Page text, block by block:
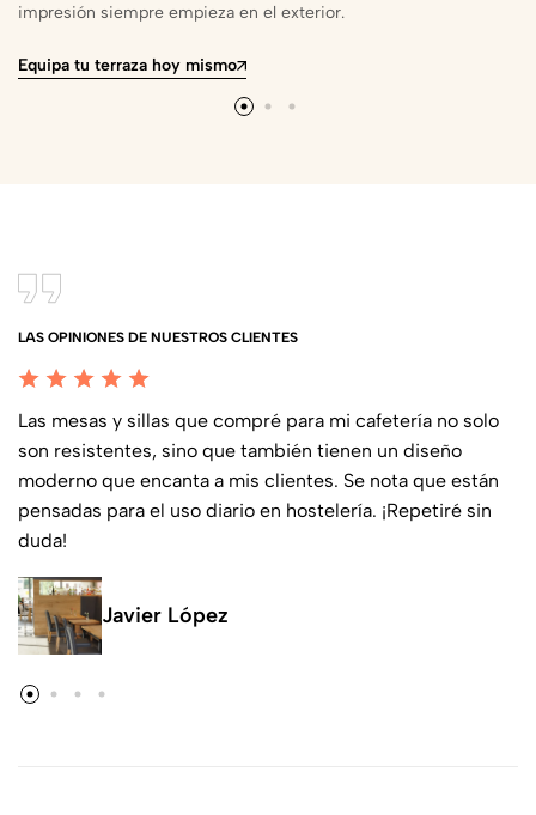
impresión siempre empieza en el exterior.
Equipa tu terraza hoy mismo
LAS OPINIONES DE NUESTROS CLIENTES
Las mesas y sillas que compré para mi cafetería no solo
son resistentes, sino que también tienen un diseño
moderno que encanta a mis clientes. Se nota que están
pensadas para el uso diario en hostelería. ¡Repetiré sin
duda!
Javier López